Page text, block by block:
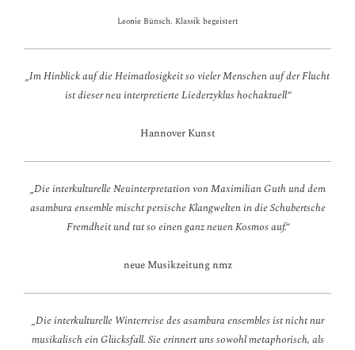
Leonie Bünsch. Klassik begeistert
„Im Hinblick auf die Heimatlosigkeit so vieler Menschen auf der Flucht
ist dieser neu interpretierte Liederzyklus hochaktuell“
Hannover Kunst
„Die interkulturelle Neuinterpretation von Maximilian Guth und dem
asambura ensemble mischt persische Klangwelten in die Schubertsche
Fremdheit und tut so einen ganz neuen Kosmos auf.“
neue Musikzeitung nmz
„Die interkulturelle Winterreise des asambura ensembles ist nicht nur
musikalisch ein Glücksfall. Sie erinnert uns sowohl metaphorisch, als